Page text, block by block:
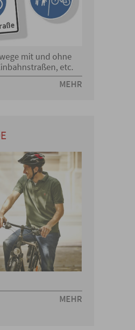
mit und ohne
etc.
MEHR
MEHR